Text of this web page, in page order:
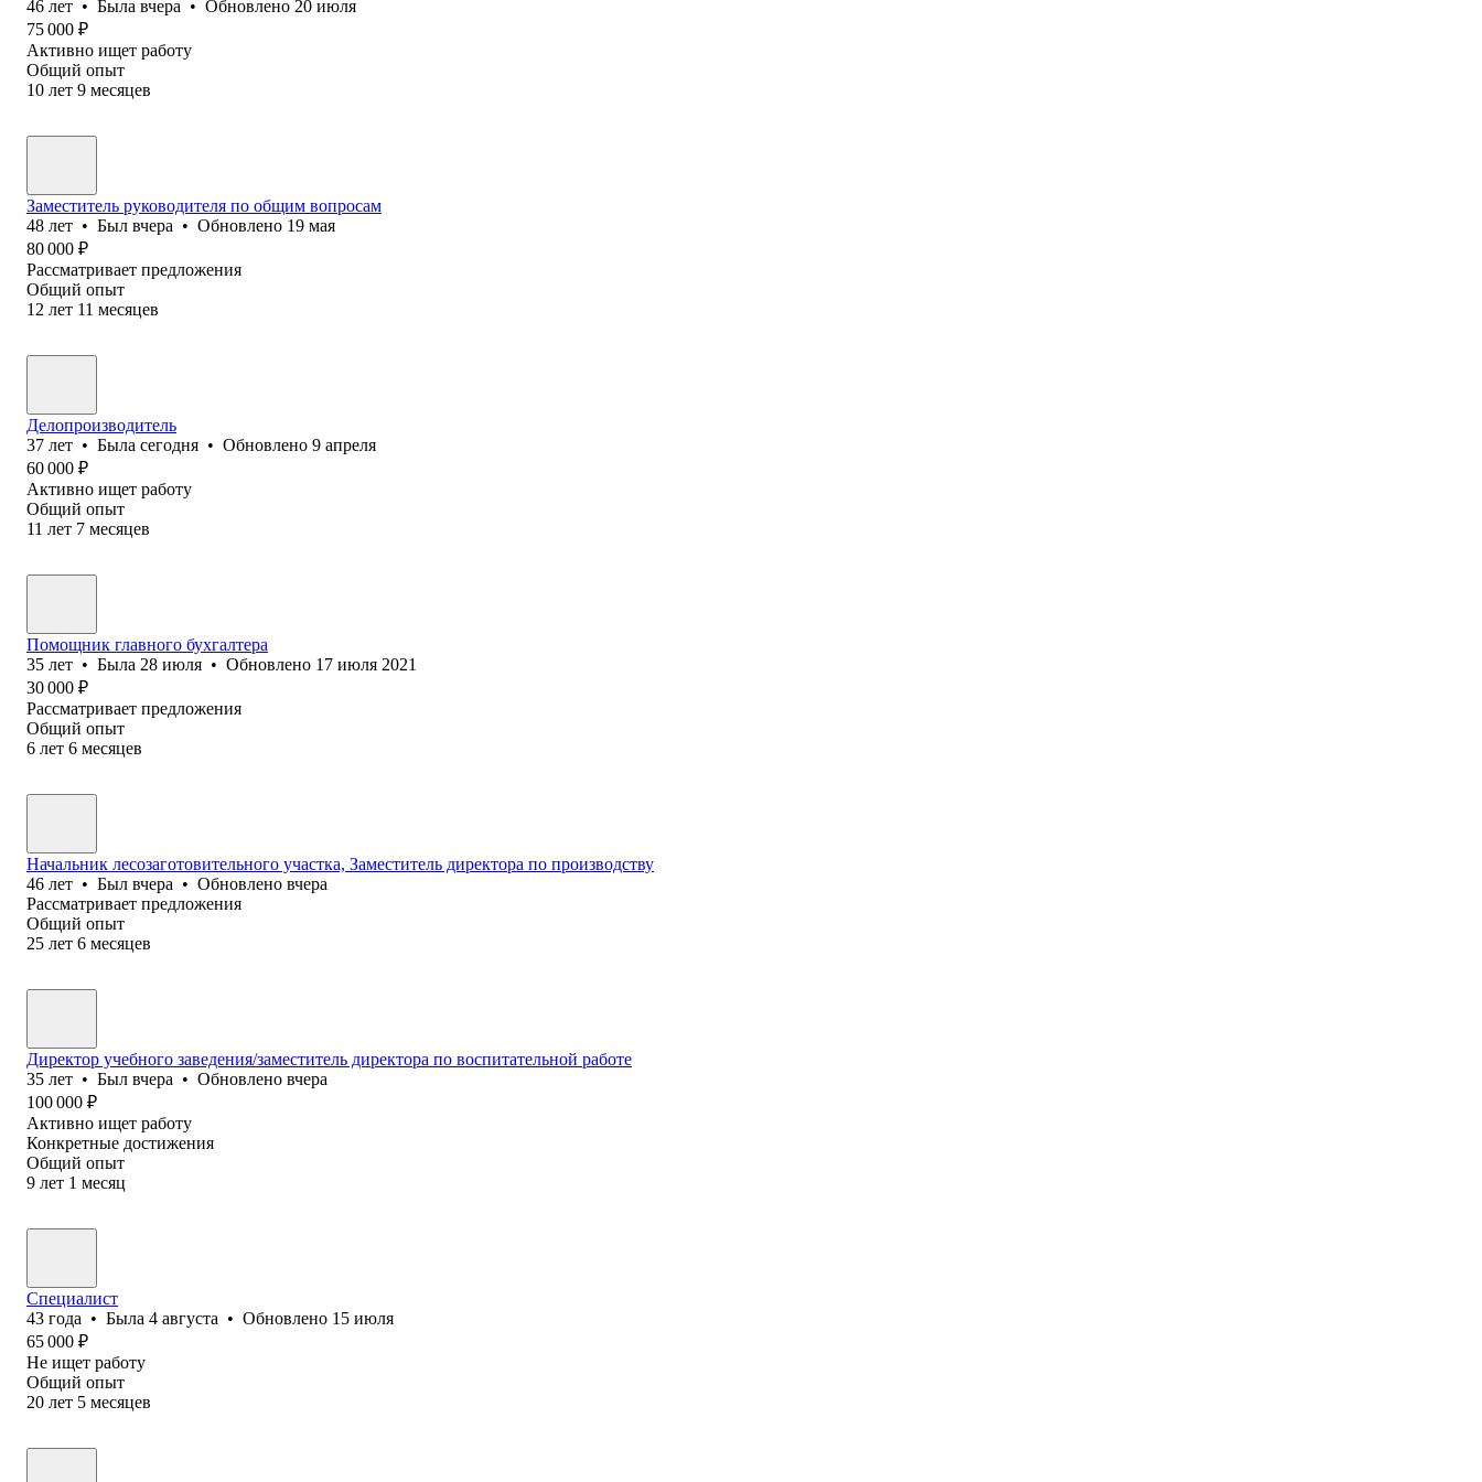
46 лет • Была вчера • Обновлено 20 июля
75 000 ₽
Активно ищет работу
Общий опыт
10 лет 9 месяцев
Заместитель руководителя по общим вопросам
48 лет • Был вчера • Обновлено 19 мая
80 000 ₽
Рассматривает предложения
Общий опыт
12 лет 11 месяцев
Делопроизводитель
37 лет • Была сегодня • Обновлено 9 апреля
60 000 ₽
Активно ищет работу
Общий опыт
11 лет 7 месяцев
Помощник главного бухгалтера
35 лет • Была 28 июля • Обновлено 17 июля 2021
30 000 ₽
Рассматривает предложения
Общий опыт
6 лет 6 месяцев
Начальник лесозаготовительного участка, Заместитель директора по производству
46 лет • Был вчера • Обновлено вчера
Рассматривает предложения
Общий опыт
25 лет 6 месяцев
Директор учебного заведения/заместитель директора по воспитательной работе
35 лет • Был вчера • Обновлено вчера
100 000 ₽
Активно ищет работу
Конкретные достижения
Общий опыт
9 лет 1 месяц
Специалист
43 года • Была 4 августа • Обновлено 15 июля
65 000 ₽
Не ищет работу
Общий опыт
20 лет 5 месяцев